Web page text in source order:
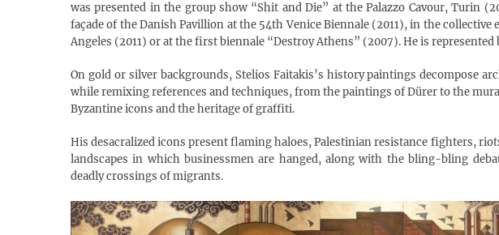
was presented in the group show “Shit and Die” at the Palazzo Cavour, Turin
façade of the Danish Pavillion at the 54th Venice Biennale (2011), in the
Angeles (2011) or at the first biennale “Destroy Athens” (2007). He is
On gold or silver backgrounds, Stelios Faitakis’s history paintings decompose
while remixing references and techniques, from the paintings of Dürer to the
Byzantine icons and the heritage of graffiti.
His desacralized icons present flaming haloes, Palestinian resistance fighters,
landscapes in which businessmen are hanged, along with the bling-bling
deadly crossings of migrants.